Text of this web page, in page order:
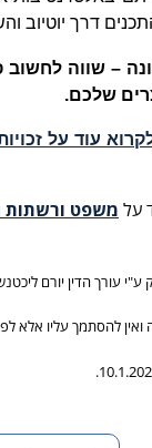
דרך יוטיוב
– שווה לחשוב
שלכם.
עוד על
על משפט ורשתות
עורך הדין יורם
להסתמך עליו אלא